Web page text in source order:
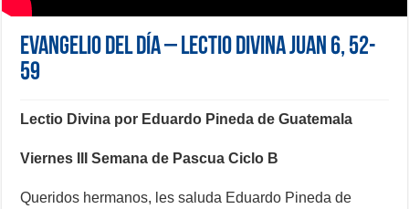
Evangelio del día – Lectio Divina Juan 6, 52-
59
Lectio Divina por Eduardo Pineda de Guatemala
Viernes III Semana de Pascua Ciclo B
Queridos hermanos, les saluda Eduardo Pineda de